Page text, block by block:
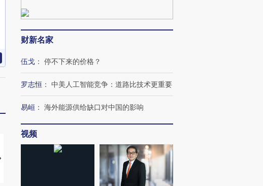
马航飞行员跨国走私7万
泽连斯基密集出访美英 索
要防空导弹“救急”
13人遇难
财新名家
伍戈 ： 停不下来的价格？
罗志恒 ： 中美人工智能竞争：道路比技术更重要
易峘 ： 海外能源供给缺口对中国的影响
视频